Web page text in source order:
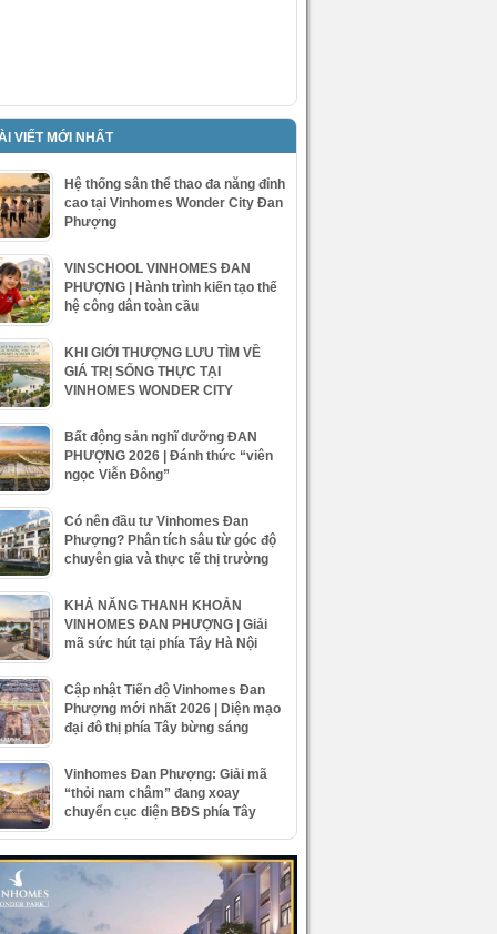
VIẾT MỚI NHẤT
Hệ thống sân thể thao đa năng đỉnh
cao tại Vinhomes Wonder City Đan
Phượng
VINSCHOOL VINHOMES ĐAN
PHƯỢNG | Hành trình kiến tạo thế
hệ công dân toàn cầu
KHI GIỚI THƯỢNG LƯU TÌM VỀ
GIÁ TRỊ SỐNG THỰC TẠI
VINHOMES WONDER CITY
Bất động sản nghĩ dưỡng ĐAN
PHƯỢNG 2026 | Đánh thức “viên
ngọc Viễn Đông”
Có nên đầu tư Vinhomes Đan
Phượng? Phân tích sâu từ góc độ
chuyên gia và thực tế thị trường
KHẢ NĂNG THANH KHOẢN
VINHOMES ĐAN PHƯỢNG | Giải
mã sức hút tại phía Tây Hà Nội
Cập nhật Tiến độ Vinhomes Đan
Phượng mới nhất 2026 | Diện mạo
đại đô thị phía Tây bừng sáng
Vinhomes Đan Phượng: Giải mã
“thỏi nam châm” đang xoay
chuyển cục diện BĐS phía Tây